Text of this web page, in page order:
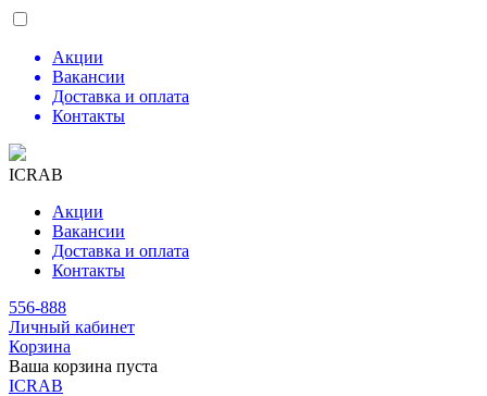
Акции
Вакансии
Доставка и оплата
Контакты
ICRAB
Акции
Вакансии
Доставка и оплата
Контакты
556-888
Личный кабинет
Корзина
Ваша корзина пуста
ICRAB